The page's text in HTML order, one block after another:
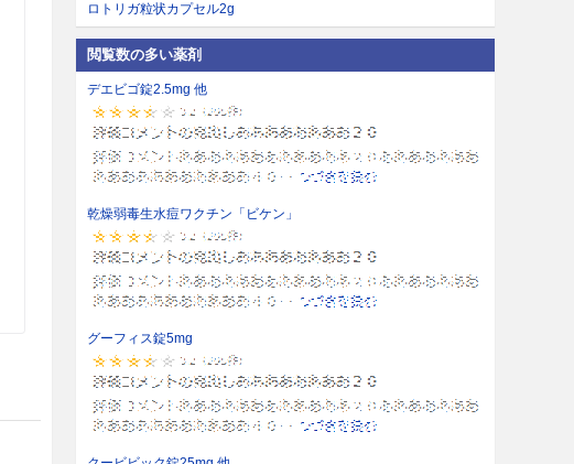
ロトリガ粒状カプセル2g
閲覧数の多い薬剤
デエビゴ錠2.5mg 他
乾燥弱毒生水痘ワクチン「ビケン」
グーフィス錠5mg